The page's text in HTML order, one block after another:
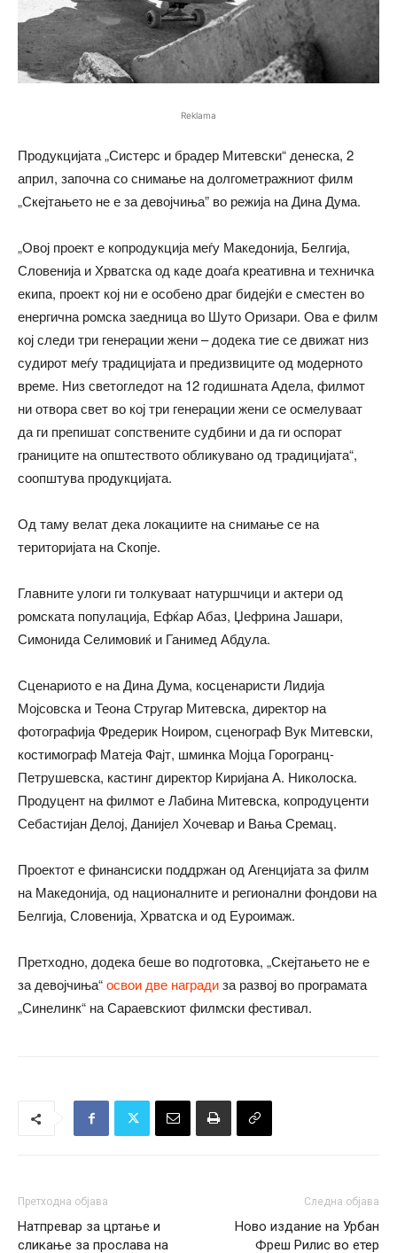
Reklama
Продукцијата „Систерс и брадер Митевски“ денеска, 2
април, започна со снимање на долгометражниот филм
„Скејтањето не е за девојчиња” во режија на Дина Дума.
„Овој проект е копродукција меѓу Македонија, Белгија,
Словенија и Хрватска од каде доаѓа креативна и техничка
екипа, проект кој ни е особено драг бидејќи е сместен во
енергична ромска заедница во Шуто Оризари. Ова е филм
кој следи три генерации жени – додека тие се движат низ
судирот меѓу традицијата и предизвиците од модерното
време. Низ светогледот на 12 годишната Адела, филмот
ни отвора свет во кој три генерации жени се осмелуваат
да ги препишат сопствените судбини и да ги оспорат
границите на општеството обликувано од традицијата“,
соопштува продукцијата.
Од таму велат дека локациите на снимање се на
територијата на Скопје.
Главните улоги ги толкуваат натуршчици и актери од
ромската популација, Ефќар Абаз, Џефрина Јашари,
Симонида Селимовиќ и Ганимед Абдула.
Сценариото е на Дина Дума, косценаристи Лидија
Мојсовска и Теона Стругар Митевска, директор на
фотографија Фредерик Ноиром, сценограф Вук Митевски,
костимограф Матеја Фајт, шминка Мојца Горогранц-
Петрушевска, кастинг директор Киријана А. Николоска.
Продуцент на филмот е Лабина Митевска, копродуценти
Себастијан Делој, Данијел Хочевар и Вања Сремац.
Проектот е финансиски поддржан од Агенцијата за филм
на Македонија, од националните и регионални фондови на
Белгија, Словенија, Хрватска и од Еуроимаж.
Претходно, додека беше во подготовка, „Скејтањето не е
за девојчиња“освои две наградиза развој во програмата
„Синелинк“ на Сараевскиот филмски фестивал.
Претходна објава
Натпревар за цртање и
сликање за прослава на
Следна објава
Ново издание на Урбан
Фреш Рилис во етер